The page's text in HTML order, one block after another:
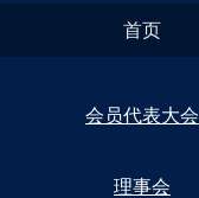
首页
会员代表大会
理事会